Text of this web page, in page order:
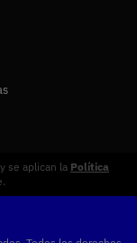
se aplican la Política